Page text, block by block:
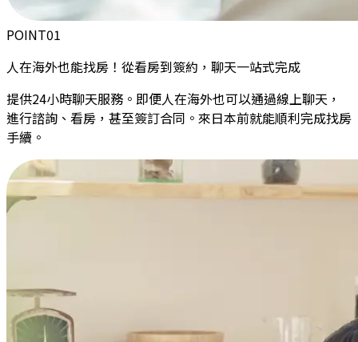
POINT01
人在海外也能找房！從看房到簽約，聊天一站式完成
提供24小時聊天服務。即便人在海外也可以通過線上聊天，
進行諮詢、看房，甚至簽訂合同。來日本前就能順利完成找房
手續。